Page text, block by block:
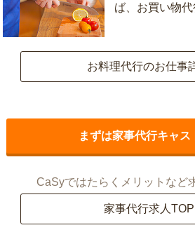
ば、お買い物代
お料理代行のお仕事
まずは家事代行キャス
CaSyではたらくメリットなど
家事代行求人TOP